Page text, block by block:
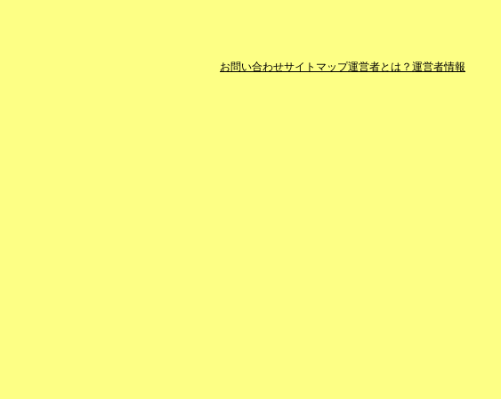
お問い合わせサイトマップ運営者とは？ 運営者情報